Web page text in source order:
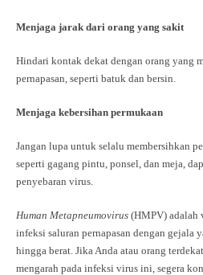
Menjaga jarak dari orang yang sakit
Hindari kontak dekat dengan orang yang
pernapasan, seperti batuk dan bersin.
Menjaga kebersihan permukaan
Jangan lupa untuk selalu membersihkan
seperti gagang pintu, ponsel, dan meja,
penyebaran virus.
Human Metapneumovirus (HMPV) adalah
infeksi saluran pernapasan dengan gejala
hingga berat. Jika Anda atau orang
mengarah pada infeksi virus ini, segera